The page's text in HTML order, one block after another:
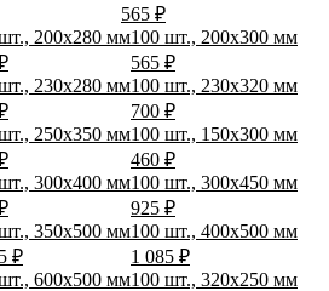
565 ₽
200х280 мм100 шт., 200х300 мм
565 ₽
230х280 мм100 шт., 230х320 мм
700 ₽
250х350 мм100 шт., 150х300 мм
460 ₽
300х400 мм100 шт., 300х450 мм
925 ₽
350х500 мм
₽
100 шт., 400х500 мм
1 085 ₽
600х500 мм100 шт., 320х250 мм